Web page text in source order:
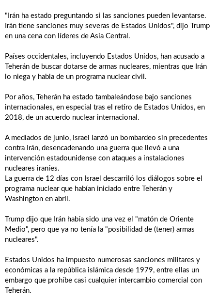
"Irán ha estado preguntando si las sanciones pueden levantarse.
Irán tiene sanciones muy severas de Estados Unidos", dijo Trump
en una cena con líderes de Asia Central.
Países occidentales, incluyendo Estados Unidos, han acusado a
Teherán de buscar dotarse de armas nucleares, mientras que Irán
lo niega y habla de un programa nuclear civil.
Por años, Teherán ha estado tambaleándose bajo sanciones
internacionales, en especial tras el retiro de Estados Unidos, en
2018, de un acuerdo nuclear internacional.
A mediados de junio, Israel lanzó un bombardeo sin precedentes
contra Irán, desencadenando una guerra que llevó a una
intervención estadounidense con ataques a instalaciones
nucleares iraníes.
La guerra de 12 días con Israel descarriló los diálogos sobre el
programa nuclear que habían iniciado entre Teherán y
Washington en abril.
Trump dijo que Irán había sido una vez el "matón de Oriente
Medio", pero que ya no tenía la "posibilidad de (tener) armas
nucleares".
Estados Unidos ha impuesto numerosas sanciones militares y
económicas a la república islámica desde 1979, entre ellas un
embargo que prohíbe casi cualquier intercambio comercial con
Teherán.